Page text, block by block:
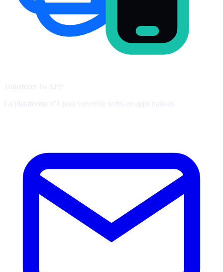
Transform To APP
La plataforma nº1 para convertir webs en apps nativas.